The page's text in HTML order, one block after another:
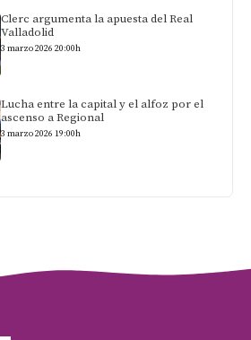
Clerc argumenta la apuesta del Real
Valladolid
3 marzo 2026 20:00h
Lucha entre la capital y el alfoz por el
ascenso a Regional
3 marzo 2026 19:00h